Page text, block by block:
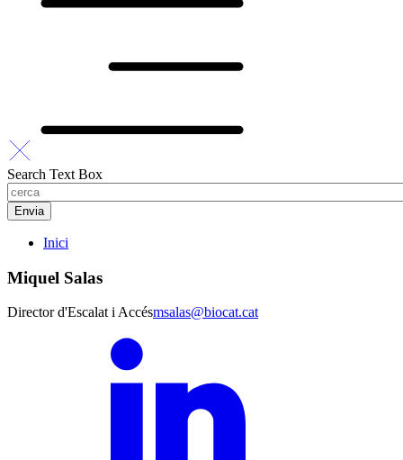
Search Text Box
Inici
Miquel Salas
Director d'Escalat i Accésmsalas@biocat.cat